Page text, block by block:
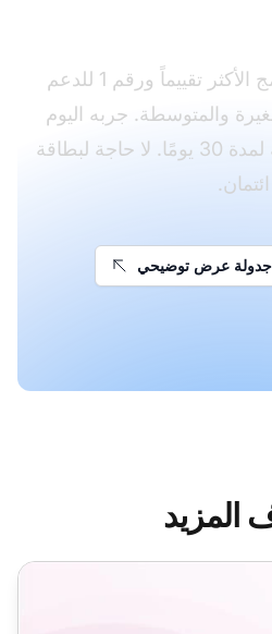
لايف إيجنت هو البرنامج الأكثر تقييماً ورقم 1 للدعم
والمتوسطة. جربه اليوم
مع فترة تجريبية مجانية لمدة 30 يومًا. لا حاجة لبطاقة
ائتمان.
جدولة عرض توضيحي
المزيد